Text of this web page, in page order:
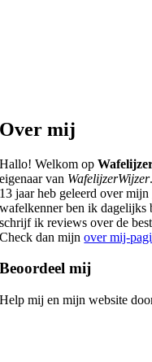
Over mij
Hallo! Welkom op
eigenaar van WafelijzerWijzer
13 jaar heb geleerd over
wafelkenner ben ik dagelijks
schrijf ik reviews over de
Check dan mijnover mij-
Beoordeel mij
Help mij en mijn website